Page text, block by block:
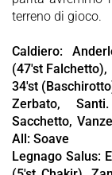
terreno di gioco.
Caldiero:
(47'st
34'st
Zerbato,
Sacchetto,
All: Soave
Legnago Salus: